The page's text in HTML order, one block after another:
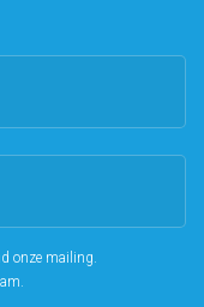
onze mailing.